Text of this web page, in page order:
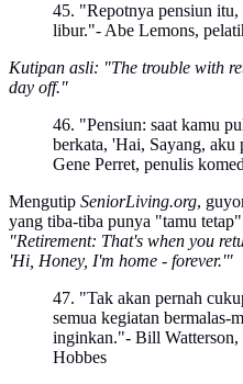
45. "Repotnya pensiun
libur."- Abe Lemons,
Kutipan asli: "The trouble with
day off."
46. "Pensiun: saat kamu
berkata, 'Hai, Sayang,
Gene Perret, penulis
Mengutip SeniorLiving.org,
yang tiba-tiba punya "tamu
"Retirement: That's when you
'Hi, Honey, I'm home - forever.'"
47. "Tak akan pernah
semua kegiatan bermalas-
inginkan."- Bill
Hobbes